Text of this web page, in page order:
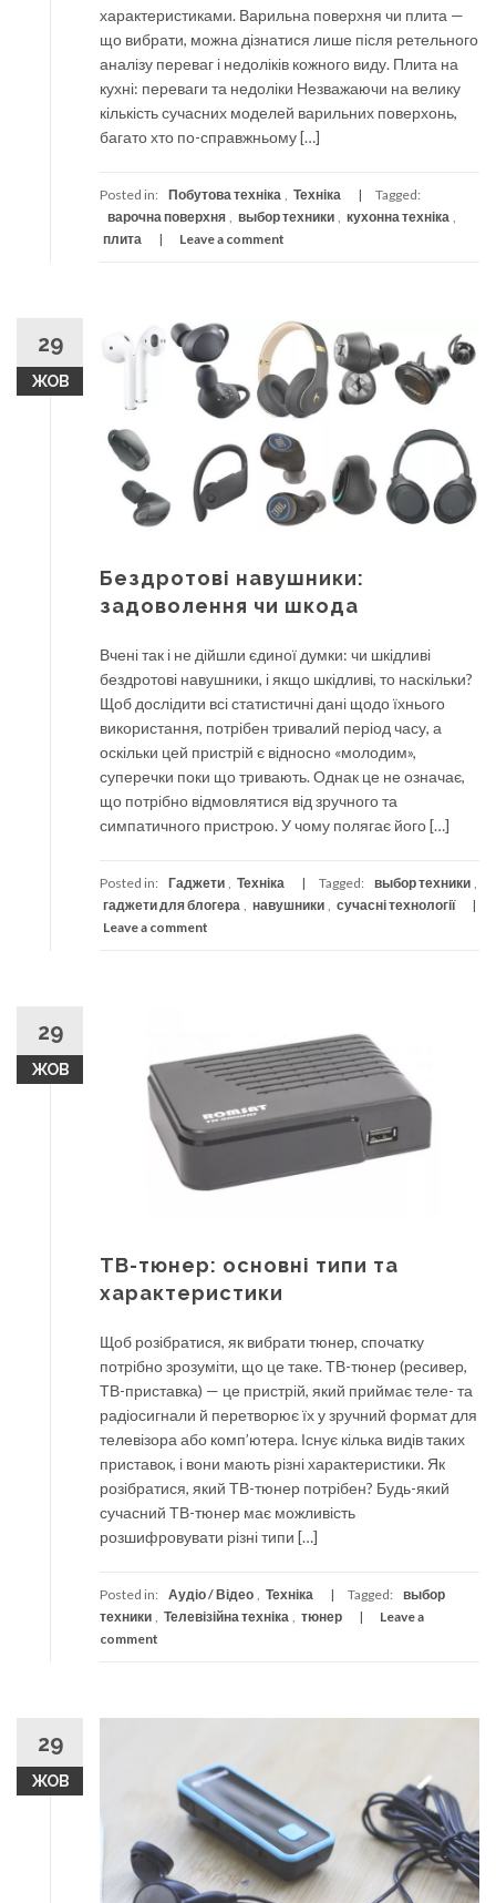
характеристиками. Варильна поверхня чи плита —
що вибрати, можна дізнатися лише після ретельного
аналізу переваг і недоліків кожного виду. Плита на
кухні: переваги та недоліки Незважаючи на велику
кількість сучасних моделей варильних поверхонь,
багато хто по-справжньому […]
Posted in: Побутова техніка , Техніка
Tagged:
варочна поверхня , выбор техники , кухонна техніка ,
плита
Leave a comment
29
ЖОВ
Бездротові навушники:
задоволення чи шкода
Вчені так і не дійшли єдиної думки: чи шкідливі
бездротові навушники, і якщо шкідливі, то наскільки?
Щоб дослідити всі статистичні дані щодо їхнього
використання, потрібен тривалий період часу, а
оскільки цей пристрій є відносно «молодим»,
суперечки поки що тривають. Однак це не означає,
що потрібно відмовлятися від зручного та
симпатичного пристрою. У чому полягає його […]
Posted in: Гаджети Техніка Tagged: выбор техники
гаджети для блогера
навушники
сучасні технології
Leave a comment
29
ЖОВ
ТВ-тюнер: основні типи та
характеристики
Щоб розібратися, як вибрати тюнер, спочатку
потрібно зрозуміти, що це таке. ТВ-тюнер (ресивер,
ТВ-приставка) — це пристрій, який приймає теле- та
радіосигнали й перетворює їх у зручний формат для
телевізора або комп’ютера. Існує кілька видів таких
приставок, і вони мають різні характеристики. Як
розібратися, який ТВ-тюнер потрібен? Будь-який
сучасний ТВ-тюнер має можливість
розшифровувати різні типи […]
Posted in: Аудіо / Відео , Техніка Tagged:
выбор
техники , Телевізійна техніка , тюнер
Leave a
comment
29
ЖОВ